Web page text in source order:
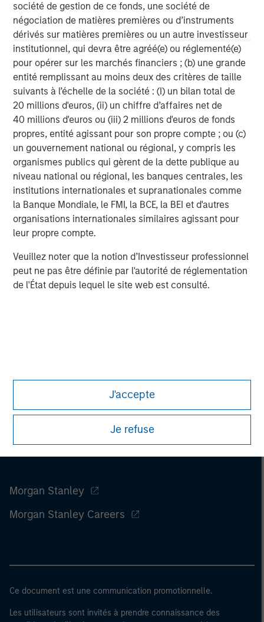
société de gestion de ce fonds, une société de
négociation de matières premières ou d’instruments
dérivés sur matières premières ou un autre investisseur
institutionnel, qui devra être agréé(e) ou réglementé(e)
pour opérer sur les marchés financiers ; (b) une grande
entité remplissant au moins deux des critères de taille
suivants à l’échelle de la société : (I) un bilan total de
20 millions d'euros, (ii) un chiffre d’affaires net de
40 millions d'euros ou (iii) 2 millions d'euros de fonds
propres, entité agissant pour son propre compte ; ou (c)
un gouvernement national ou régional, y compris les
organismes publics qui gèrent de la dette publique au
niveau national ou régional, les banques centrales, les
institutions internationales et supranationales comme
la Banque Mondiale, le FMI, la BCE, la BEI et d'autres
organisations internationales similaires agissant pour
leur propre compte.
Veuillez noter que la notion d’Investisseur professionnel
peut ne pas être définie par l'autorité de réglementation
de l'État depuis lequel le site web est consulté.
J'accepte
Je refuse
Morgan Stanley Expansion Capital specializes in equity
and credit investments in late-stage private companies
that operate in the technology, healthcare, consumer,
digital media and other high-growth sectors.
MSIM Spokesperson
David N. Miller
Managing Director
Pete D. Chung
Managing Director
Morgan Stanley
Morgan Stanley Careers
Ce document est une communication promotionnelle.
Les utilisateurs sont invités à prendre connaissance des